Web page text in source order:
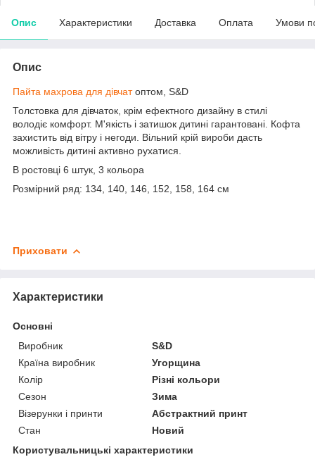
Опис Характеристики Доставка Оплата Умови
Опис
Пайта махрова для дівчатоптом, S&D
Толстовка для дівчаток, крім ефектного дизайну в стилі
володіє комфорт. М'якість і затишок дитині гарантовані. Кофта
захистить від вітру і негоди. Вільний крій вироби дасть
можливість дитині активно рухатися.
В ростовці 6 штук, 3 кольора
Розмірний ряд: 134, 140, 146, 152, 158, 164 см
Приховати
Характеристики
Основні
Виробник
S&D
Країна виробник
Угорщина
Колір
Різні кольори
Сезон
Зима
Візерунки і принти
Абстрактний принт
Стан
Новий
Користувальницькі характеристики